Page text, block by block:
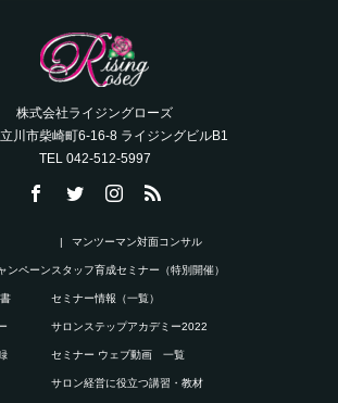
株式会社ライジングローズ
川市柴崎町6-16-8 ライジングビルB1
TEL 042-512-5997
ンペーン
マンツーマン対面コンサル
スタッフ育成セミナー（特別開催）
セミナー情報（一覧）
サロンステップアカデミー2022
セミナー ウェブ動画 一覧
サロン経営に役立つ講習・教材